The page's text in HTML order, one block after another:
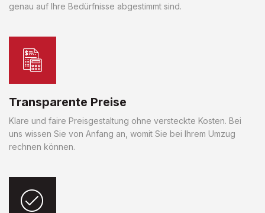
genau auf Ihre Bedürfnisse abgestimmt sind.
Transparente Preise
Klare und faire Preisgestaltung ohne versteckte Kosten. Bei
uns wissen Sie von Anfang an, womit Sie bei Ihrem Umzug
rechnen können.